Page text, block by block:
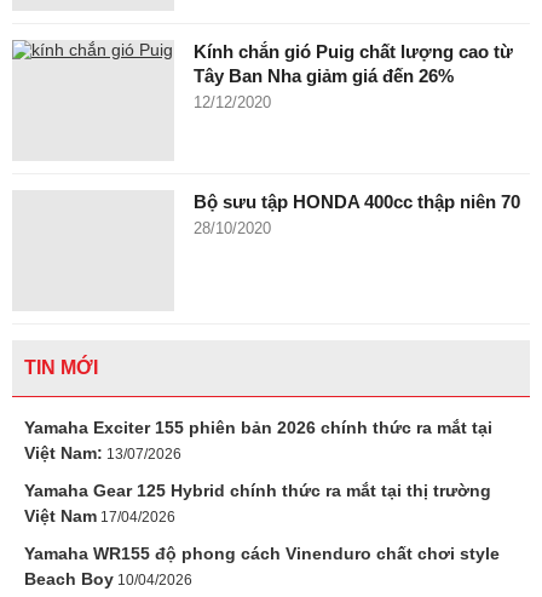
Kính chắn gió Puig chất lượng cao từ
Tây Ban Nha giảm giá đến 26%
12/12/2020
Bộ sưu tập HONDA 400cc thập niên 70
28/10/2020
TIN MỚI
Yamaha Exciter 155 phiên bản 2026 chính thức ra mắt tại
Việt Nam: 13/07/2026
Yamaha Gear 125 Hybrid chính thức ra mắt tại thị trường
Việt Nam 17/04/2026
Yamaha WR155 độ phong cách Vinenduro chất chơi style
Beach Boy 10/04/2026